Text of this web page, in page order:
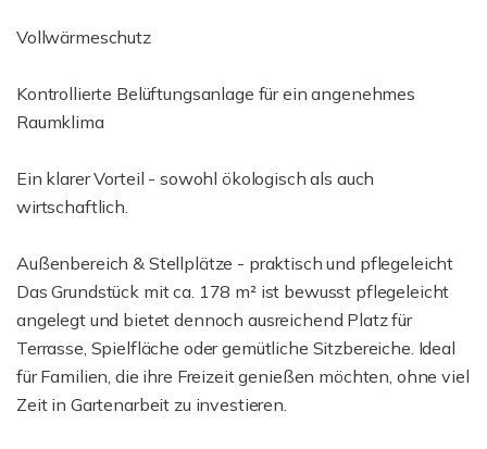
Vollwärmeschutz
Kontrollierte Belüftungsanlage für ein angenehmes
Raumklima
Ein klarer Vorteil - sowohl ökologisch als auch
wirtschaftlich.
Außenbereich & Stellplätze - praktisch und pflegeleicht
Das Grundstück mit ca. 178 m² ist bewusst pflegeleicht
angelegt und bietet dennoch ausreichend Platz für
Terrasse, Spielfläche oder gemütliche Sitzbereiche. Ideal
für Familien, die ihre Freizeit genießen möchten, ohne viel
Zeit in Gartenarbeit zu investieren.